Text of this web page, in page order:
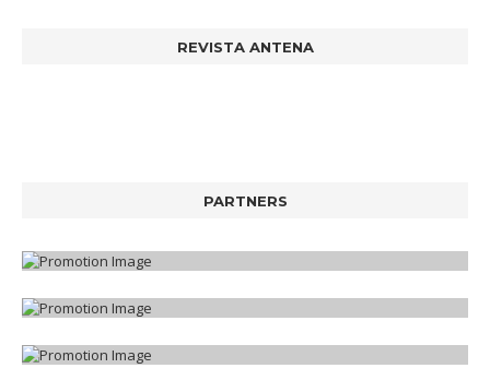
REVISTA ANTENA
PARTNERS